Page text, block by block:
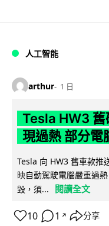
人工智能
arthur 1 日
Tesla HW3 舊
現過熱 部分電
Tesla 向 HW3 舊車款推
映自動駕駛電腦嚴重過
毀，須...
閱讀全文
10 1 ↗ 分享